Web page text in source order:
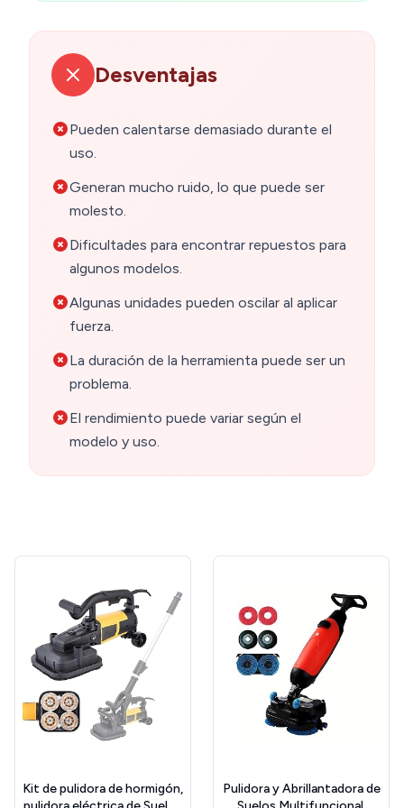
Desventajas
Pueden calentarse demasiado durante el
uso.
Generan mucho ruido, lo que puede ser
molesto.
Dificultades para encontrar repuestos para
algunos modelos.
Algunas unidades pueden oscilar al aplicar
fuerza.
La duración de la herramienta puede ser un
problema.
El rendimiento puede variar según el
modelo y uso.
Kit de pulidora de hormigón,
Pulidora y Abrillantadora de